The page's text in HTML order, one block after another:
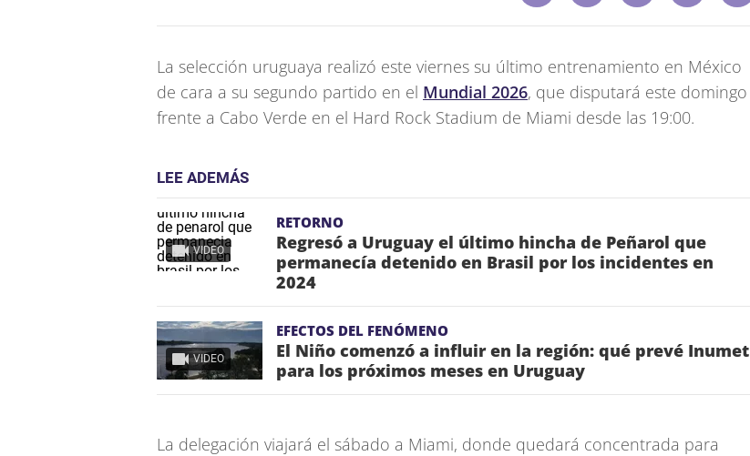
La selección uruguaya realizó este viernes su último entrenamiento en México
de cara a su segundo partido en el Mundial 2026, que disputará este domingo
frente a Cabo Verde en el Hard Rock Stadium de Miami desde las 19:00.
LEE ADEMÁS
VIDEO
RETORNO
Regresó a Uruguay el último hincha de Peñarol que
permanecía detenido en Brasil por los incidentes en
2024
VIDEO
EFECTOS DEL FENÓMENO
El Niño comenzó a influir en la región: qué prevé Inumet
para los próximos meses en Uruguay
La delegación viajará el sábado a Miami, donde quedará concentrada para